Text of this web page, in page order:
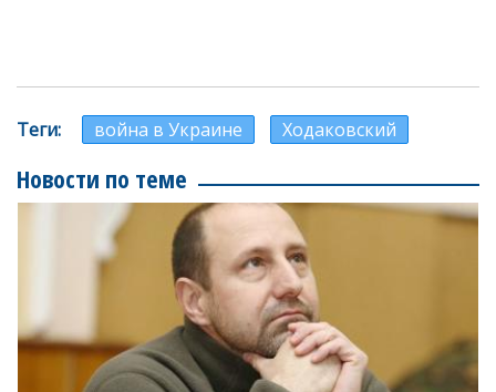
Теги война в Украине Ходаковский
Новости по теме